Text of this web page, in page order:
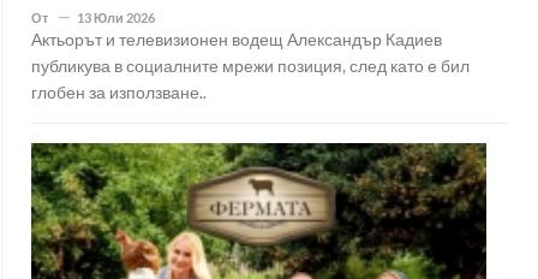
От 13 Юли 2026
Актьорът и телевизионен водещ Александър Кадиев
публикува в социалните мрежи позиция, след като е бил
глобен за използване..